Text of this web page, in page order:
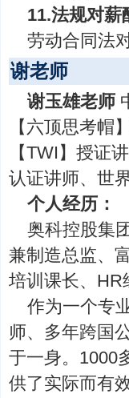
11.法规对薪
劳动合同法
谢老师
谢玉雄老师
【六顶思考帽
【TWI】授证
认证讲师、世
个人经历：
奥科控股集
兼制造总监、
培训课长、HR
作为一个专
师、多年跨国
于一身。1000
供了实际而有